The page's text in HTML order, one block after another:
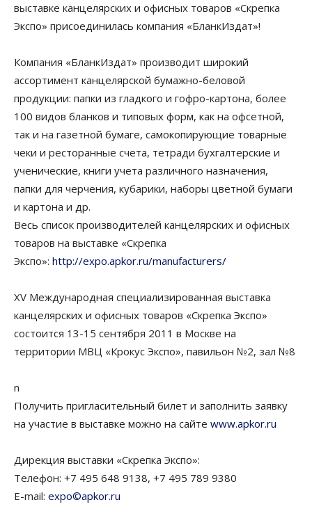
выставке канцелярских и офисных товаров «Скрепка
Экспо» присоединилась компания «БланкИздат»!
Компания «БланкИздат» производит широкий
ассортимент канцелярской бумажно-беловой
продукции: папки из гладкого и гофро-картона, более
100 видов бланков и типовых форм, как на офсетной,
так и на газетной бумаге, самокопирующие товарные
чеки и ресторанные счета, тетради бухгалтерские и
ученические, книги учета различного назначения,
папки для черчения, кубарики, наборы цветной бумаги
и картона и др.
Весь список производителей канцелярских и офисных
товаров на выставке «Скрепка
Экспо»: http://expo.apkor.ru/manufacturers/
XV Международная специализированная выставка
канцелярских и офисных товаров «Скрепка Экспо»
состоится 13-15 сентября 2011 в Москве на
территории МВЦ «Крокус Экспо», павильон №2, зал №8
n
Получить пригласительный билет и заполнить заявку
на участие в выставке можно на сайте www.apkor.ru
Дирекция выставки «Скрепка Экспо»:
Телефон: +7 495 648 9138, +7 495 789 9380
E-mail: expo©apkor.ru